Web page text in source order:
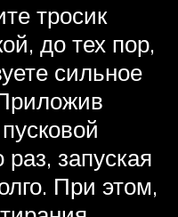
тросик
до тех пор,
сильное
раз, запуская
При этом,